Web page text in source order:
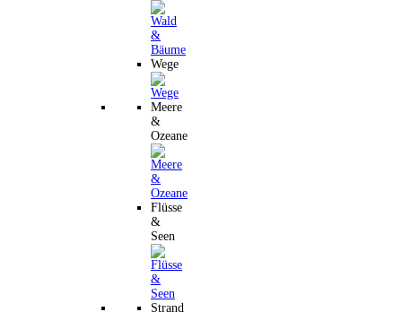
Wege
Meere
&
Ozeane
Flüsse
&
Seen
Strand